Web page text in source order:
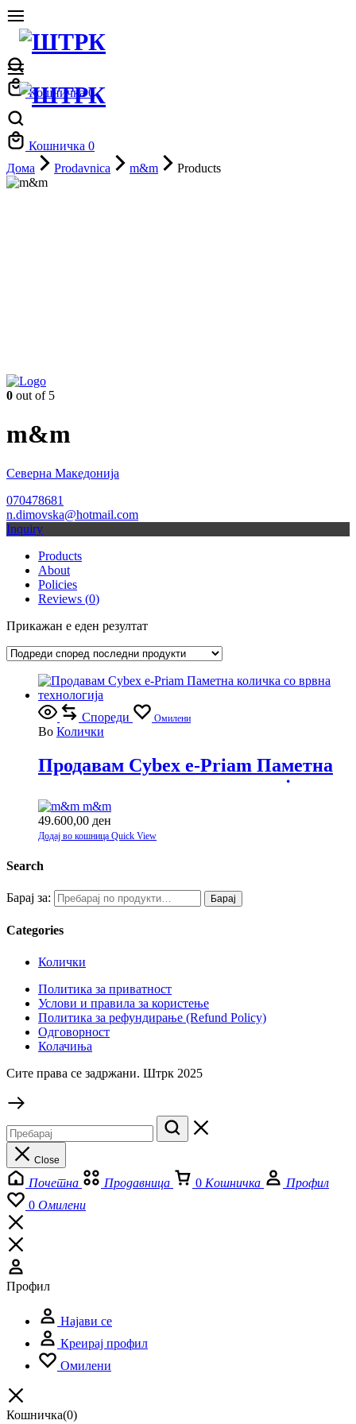
Кошничка 0
Кошничка 0
Дома
Prodavnica m&m Products
0 out of 5
m&m
Северна Македонија
070478681
n.dimovska@hotmail.com
Inquiry
Products
About
Policies
Reviews (0)
Прикажан е еден резултат
Спореди Омилени
Во Колички
Продавам Cybex e-Priam Паметна
количка со врвна технологија
m&m
49.600,00 ден
Додај во кошница Quick View
Search
Барај за: Барај
Categories
Колички
Политика за приватност
Услови и правила за користење
Политика за рефундирање (Refund Policy)
Одговорност
Колачиња
Сите права се задржани. Штрк 2025
Close
Почетна Продавница 0 Кошничка
Профил
0 Омилени
Профил
Најави се
Креирај профил
Омилени
Кошничка(0)